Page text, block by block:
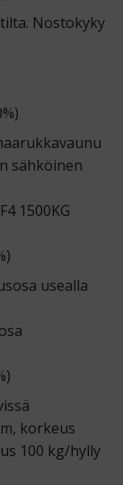
1500KG